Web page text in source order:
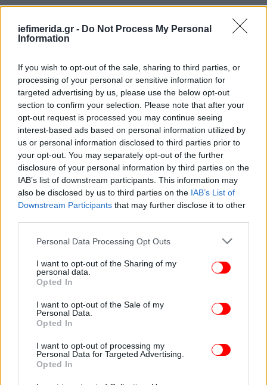
iefimerida.gr - Do Not Process My Personal
Information
If you wish to opt-out of the sale, sharing to third parties, or
processing of your personal or sensitive information for
targeted advertising by us, please use the below opt-out
section to confirm your selection. Please note that after your
opt-out request is processed you may continue seeing
interest-based ads based on personal information utilized by
us or personal information disclosed to third parties prior to
your opt-out. You may separately opt-out of the further
disclosure of your personal information by third parties on the
IAB’s list of downstream participants. This information may
also be disclosed by us to third parties on the IAB’s List of
Downstream Participants that may further disclose it to other
Please note that this website/app uses one or more Google
not limited to your visit or usage behaviour. You may click to
grant or deny consent to Google and its third-party tags to
use your data for below specified purposes in below Google
consent section.
Personal Data Processing Opt Outs
I want to opt-out of the Sharing of my
personal data.
Opted In
I want to opt-out of the Sale of my
Personal Data.
Opted In
I want to opt-out of processing my
Personal Data for Targeted Advertising.
Opted In
ΕΛΛΑΔΑ 24/07/2018 22:13
Ενας διάκος απαντά στο παραλήρημα Αμβρόσιου:
«Σκάσε επιτέλους!»
ΕΛΛΑΔΑ 29/12/2017 23:12